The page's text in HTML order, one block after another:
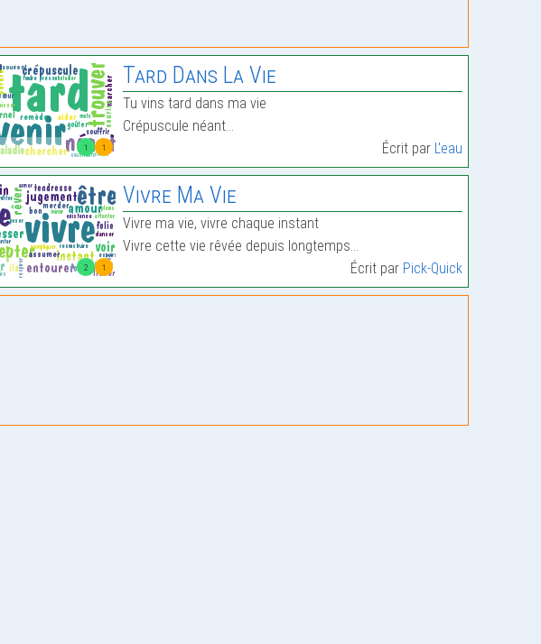
1 1
Tard Dans La Vie
Tu vins tard dans ma vie
Crépuscule néant…
Écrit par L'eau
2 1
Vivre Ma Vie
Vivre ma vie, vivre chaque instant
Vivre cette vie rêvée depuis longtemps…
Écrit par Pick-Quick